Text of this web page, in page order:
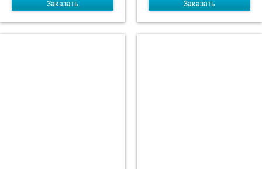
Заказать Заказать